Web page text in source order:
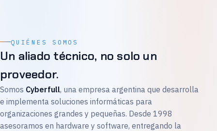
QUIÉNES SOMOS
Un aliado técnico, no solo un
proveedor.
Somos Cyberfull, una empresa argentina que desarrolla
e implementa soluciones informáticas para
organizaciones grandes y pequeñas. Desde 1998
asesoramos en hardware y software, entregando la